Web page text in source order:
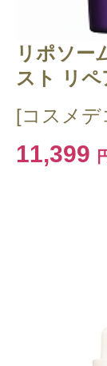
リポソー
スト リペ
[コスメデ
11,399